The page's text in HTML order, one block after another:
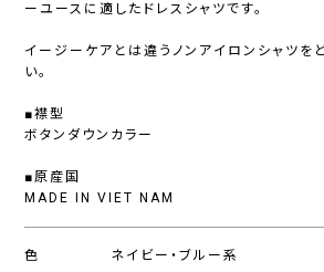
ーユースに適したドレスシャツです。
イージーケアとは違うノンアイロンシャツを
い。
■襟型
ボタンダウンカラー
■原産国
MADE IN VIET NAM
色 ネイビー・ブルー系